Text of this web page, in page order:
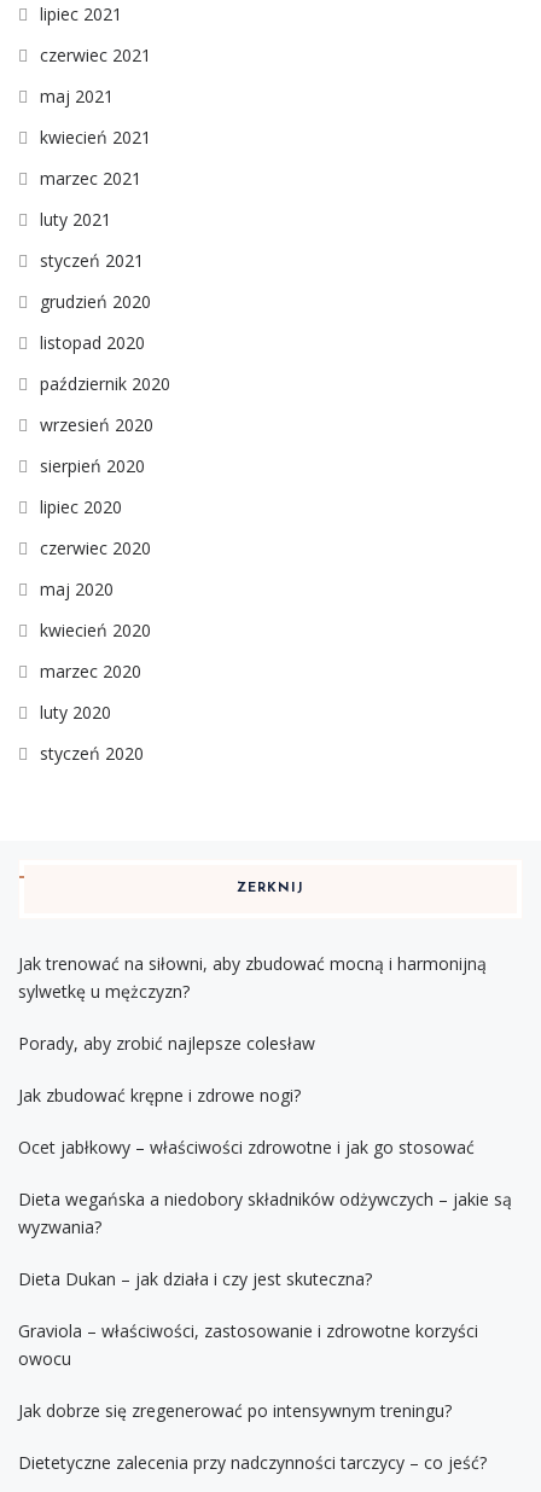
lipiec 2021
czerwiec 2021
maj 2021
kwiecień 2021
marzec 2021
luty 2021
styczeń 2021
grudzień 2020
listopad 2020
październik 2020
wrzesień 2020
sierpień 2020
lipiec 2020
czerwiec 2020
maj 2020
kwiecień 2020
marzec 2020
luty 2020
styczeń 2020
ZERKNIJ
Jak trenować na siłowni, aby zbudować mocną i harmonijną
sylwetkę u mężczyzn?
Porady, aby zrobić najlepsze colesław
Jak zbudować krępne i zdrowe nogi?
Ocet jabłkowy – właściwości zdrowotne i jak go stosować
Dieta wegańska a niedobory składników odżywczych – jakie są
wyzwania?
Dieta Dukan – jak działa i czy jest skuteczna?
Graviola – właściwości, zastosowanie i zdrowotne korzyści
owocu
Jak dobrze się zregenerować po intensywnym treningu?
Dietetyczne zalecenia przy nadczynności tarczycy – co jeść?